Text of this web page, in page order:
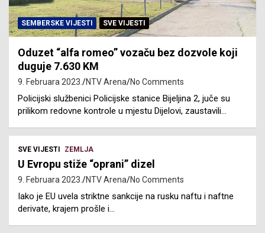
SEMBERSKE VIJESTI SVE VIJESTI
Oduzet “alfa romeo” vozaču bez dozvole koji
duguje 7.630 KM
9. Februara 2023. NTV Arena No Comments
Policijski službenici Policijske stanice Bijeljina 2, juče su
prilikom redovne kontrole u mjestu Dijelovi, zaustavili…
SVE VIJESTI ZEMLJA
U Evropu stiže “oprani” dizel
9. Februara 2023. NTV Arena No Comments
Iako je EU uvela striktne sankcije na rusku naftu i naftne
derivate, krajem prošle i…